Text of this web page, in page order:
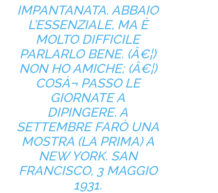
IMPANTANATA. ABBAIO
L’ESSENZIALE, MA È
MOLTO DIFFICILE
PARLARLO BENE. (Â€¦)
NON HO AMICHE; (Â€¦)
COSÀ¬ PASSO LE
GIORNATE A
DIPINGERE. A
SETTEMBRE FARÒ UNA
MOSTRA (LA PRIMA) A
NEW YORK. SAN
FRANCISCO, 3 MAGGIO
1931.